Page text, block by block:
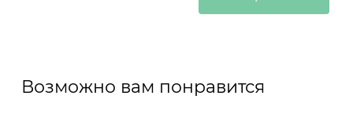
Возможно вам понравится